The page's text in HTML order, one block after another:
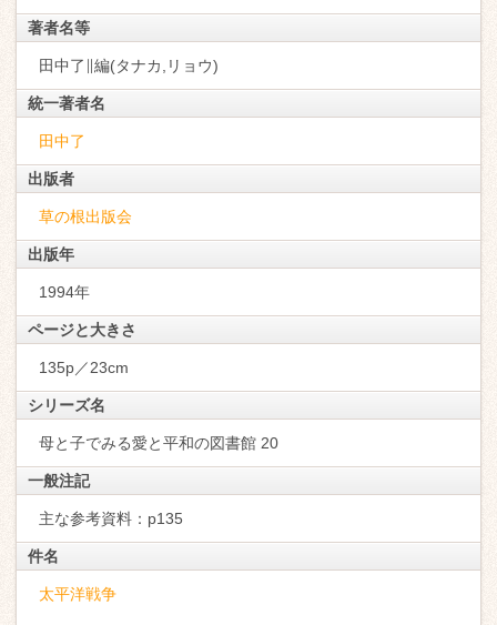
著者名等
田中了∥編(タナカ,リョウ)
統一著者名
田中了
出版者
草の根出版会
出版年
1994年
ページと大きさ
135p／23cm
シリーズ名
母と子でみる愛と平和の図書館 20
一般注記
主な参考資料：p135
件名
太平洋戦争